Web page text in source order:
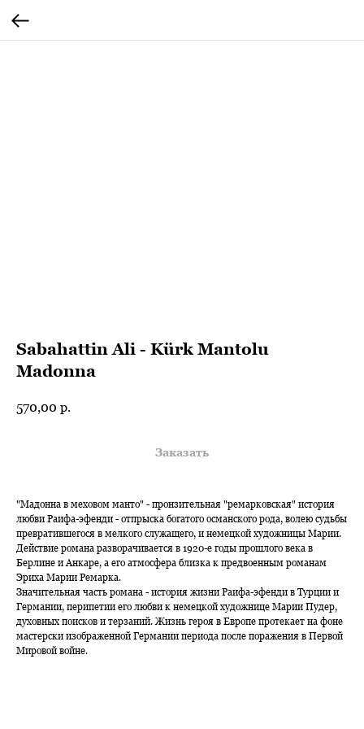
Sabahattin Ali - Kürk Mantolu
Madonna
570,00 р.
Заказать
"Мадонна в меховом манто" - пронзительная "ремарковская" история
любви Раифа-эфенди - отпрыска богатого османского рода, волею судьбы
превратившегося в мелкого служащего, и немецкой художницы Марии.
Действие романа разворачивается в 1920-е годы прошлого века в
Берлине и Анкаре, а его атмосфера близка к предвоенным романам
Эриха Марии Ремарка.
Значительная часть романа - история жизни Раифа-эфенди в Турции и
Германии, перипетии его любви к немецкой художнице Марии Пудер,
духовных поисков и терзаний. Жизнь героя в Европе протекает на фоне
мастерски изображенной Германии периода после поражения в Первой
Мировой войне.